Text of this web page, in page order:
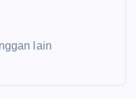
lain